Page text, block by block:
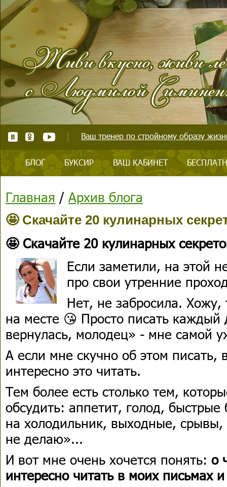
Ваш тренер по стройному образу
БЛОГ БУКСИР ВАШ КАБИНЕТ
Главная / Архив блога
🤩 Скачайте 20 кулинарных
🤩 Скачайте 20 кулинарных
Если заметили, на этой
про свои утренние
Нет, не забросила. Хожу,
на месте 😘 Просто писать
вернулась, молодец» - мне самой
А если мне скучно об этом писать,
интересно это читать.
Тем более есть столько тем,
обсудить: аппетит, голод,
на холодильник, выходные, срывы,
не делаю»...
И вот мне очень хочется понять: о
интересно читать в моих письмах и